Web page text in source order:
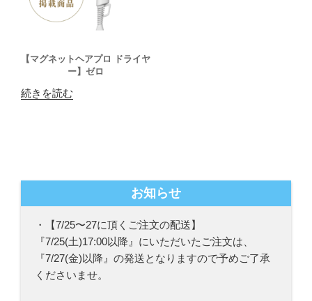
【マグネットヘアプロ ドライヤ
ー】ゼロ
続きを読む
お知らせ
・【7/25〜27に頂くご注文の配送】
『7/25(土)17:00以降』にいただいたご注文は、
『7/27(金)以降』の発送となりますので予めご了承
くださいませ。